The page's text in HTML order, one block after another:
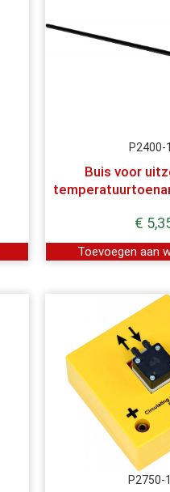
P2400-
Buis voor
€
Toevoegen aan
P2750-